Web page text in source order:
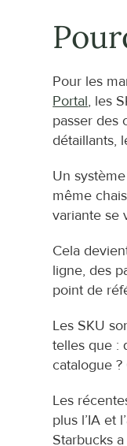
Pour les
Portal, les
passer des
détaillants,
Un
même
variante se
Cela
ligne, des
point de
Les SKU
telles que :
catalogue
Les
plus l’IA et
Starbucks